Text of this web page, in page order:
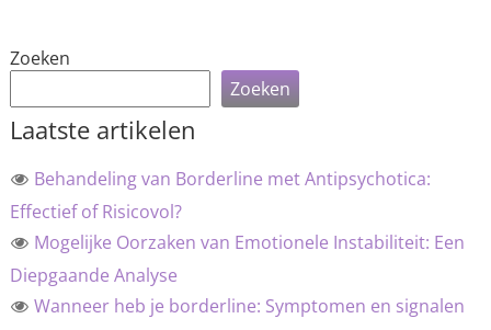
Zoeken
Zoeken
Laatste artikelen
Behandeling van Borderline met Antipsychotica:
Effectief of Risicovol?
Mogelijke Oorzaken van Emotionele Instabiliteit: Een
Diepgaande Analyse
Wanneer heb je borderline: Symptomen en signalen